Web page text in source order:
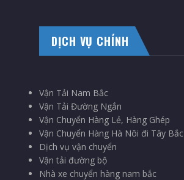
DỊCH VỤ CHÍNH
Vận Tải Nam Bắc
Vận Tải Đường Ngắn
Vận Chuyển Hàng Lẻ, Hàng Ghép
Vận Chuyển Hàng Hà Nôi đi Tây Bắc
Dịch vụ vận chuyển
Vận tải đường bộ
Nhà xe chuyển hàng nam bắc